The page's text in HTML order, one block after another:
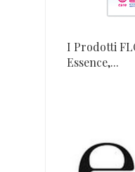
I Prodotti
Essence,...